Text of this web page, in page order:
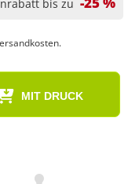
bis zu
MIT DRUCK